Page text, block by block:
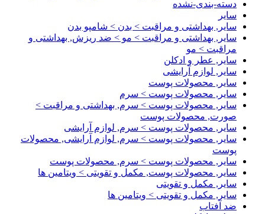
دسته-بندی-نشده
سایر
سایر, بهداشتی و مراقبت > بدن > شامپو بدن
سایر, بهداشتی و مراقبت > مو > ضد ریزش, بهداشتی و
مراقبت > مو
سایر, عطر و ادکلن
سایر, لوازم آرایشی
سایر, محصولات پوست
سایر, محصولات پوست > سرم
سایر, محصولات پوست > سرم, بهداشتی و مراقبت >
صورت, محصولات پوست
سایر, محصولات پوست > سرم, لوازم آرایشی
سایر, محصولات پوست > سرم, لوازم آرایشی, محصولات
پوست
سایر, محصولات پوست > سرم, محصولات پوست
سایر, محصولات پوست, مکمل و تقویتی > ویتامین ها
سایر, مکمل و تقویتی
سایر, مکمل و تقویتی > ویتامین ها
ضد آفتاب